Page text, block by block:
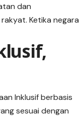
dan
Ketika negara
Inklusif berbasis
sesuai dengan